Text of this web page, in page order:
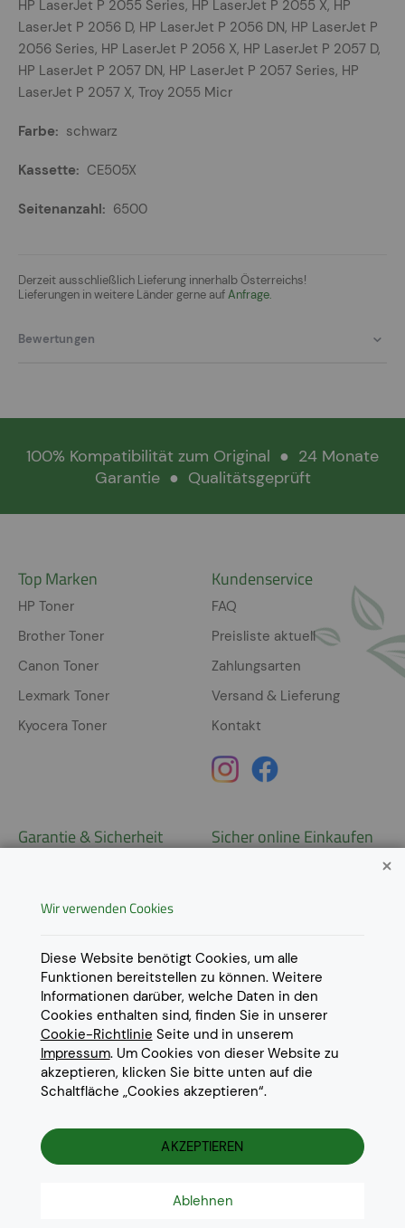
HP LaserJet P 2055 Series, HP LaserJet P 2055 X, HP
LaserJet P 2056 D, HP LaserJet P 2056 DN, HP LaserJet P
2056 Series, HP LaserJet P 2056 X, HP LaserJet P 2057 D,
HP LaserJet P 2057 DN, HP LaserJet P 2057 Series, HP
LaserJet P 2057 X, Troy 2055 Micr
schwarz
CE505X
6500
Derzeit ausschließlich Lieferung innerhalb Österreichs!
Lieferungen in weitere Länder gerne aufAnfrage.
Bewertungen
100% Kompatibilität zum Original ● 24 Monate
Garantie ● Qualitätsgeprüft
Top Marken
HP Toner
Brother Toner
Canon Toner
Lexmark Toner
Kyocera Toner
Kundenservice
FAQ
Preisliste aktuell
Zahlungsarten
Versand & Lieferung
Kontakt
Garantie & Sicherheit
Datenschutz
Impressum
Cookie Einstellungen
Sicher online Einkaufen
Lieferungen in weitere Länder
gerne aufAnfrage
Die aufgeführten Markennamen und Warenzeichen dienen
ausschliesslich zur Beschreibung unserer Produkte und sind
Warenzeichen der jeweiligen Eigentümer.
Wir verwenden Cookies
Diese Website benötigt Cookies, um alle
Funktionen bereitstellen zu können. Weitere
Informationen darüber, welche Daten in den
Cookies enthalten sind, finden Sie in unserer
Cookie-Richtlinie Seite und in unserem
Impressum. Um Cookies von dieser Website zu
akzeptieren, klicken Sie bitte unten auf die
Schaltfläche „Cookies akzeptieren“.
AKZEPTIEREN
Ablehnen